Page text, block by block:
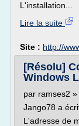
L'installation...
Lire la suite
Site : http://
[Résolu]
Windows
par ramses2
Jango78 a
L'adresse de